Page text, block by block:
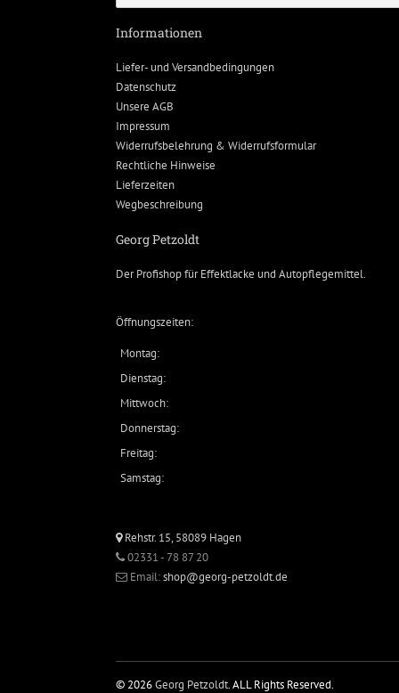
Informationen
Liefer- und Versandbedingungen
Datenschutz
Unsere AGB
Impressum
Widerrufsbelehrung & Widerrufsformular
Rechtliche Hinweise
Lieferzeiten
Wegbeschreibung
Georg Petzoldt
Der Profishop fürEffektlacke und Autopflegemittel.
Öffnungszeiten:
Montag:
Dienstag:
Mittwoch:
Donnerstag:
Freitag:
Samstag:
Rehstr. 15, 58089 Hagen
02331 - 78 87 20
Email:shop@georg-petzoldt.de
© 2026Georg Petzoldt. ALL Rights Reserved.